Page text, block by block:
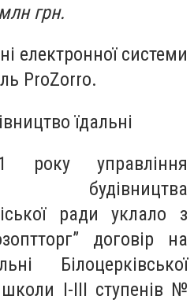
грн.
електронної системи
ProZorro.
їдальні
управління
будівництва
ради уклало з
договір на
Білоцерківської
І-ІІІ ступенів №